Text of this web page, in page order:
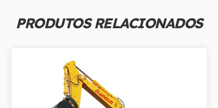
PRODUTOS RELACIONADOS